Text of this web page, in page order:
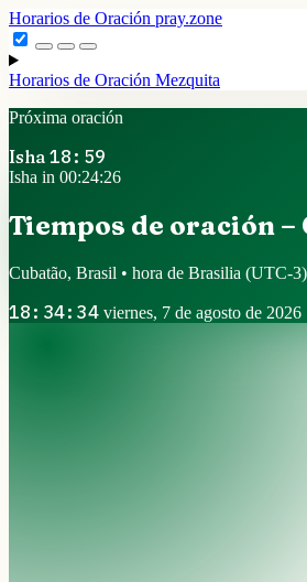
Horarios de Oración pray.zone
Horarios de Oración Mezquita
Próxima oración
Isha 18:59
Isha in 00:24:25
Tiempos de oración –
Cubatão, Brasil • hora de Brasilia (UTC-3)
18:34:35 viernes, 7 de agosto de 2026